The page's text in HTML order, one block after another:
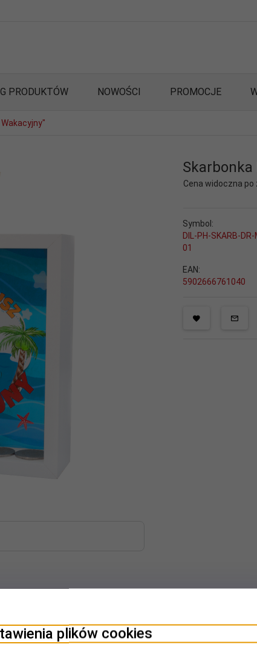
PRODUKTÓW NOWOŚCI PROMOCJE
Skarbonka
Cena widoczna po
Symbol:
DIL-PH-SKARB-DR-
01
EAN:
5902666761040
plików cookies